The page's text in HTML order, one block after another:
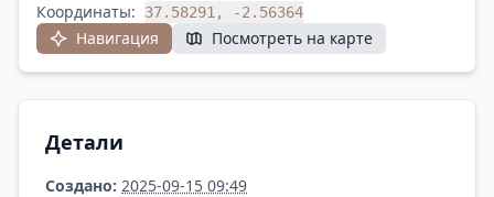
Координаты: 37.58291, -2.56364
Навигация Посмотреть на карте
Детали
Создано: 2025-09-15 09:49